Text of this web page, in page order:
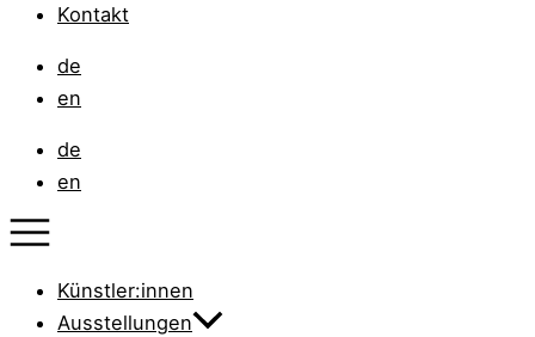
Kontakt
de
en
de
en
Künstler:innen
Ausstellungen